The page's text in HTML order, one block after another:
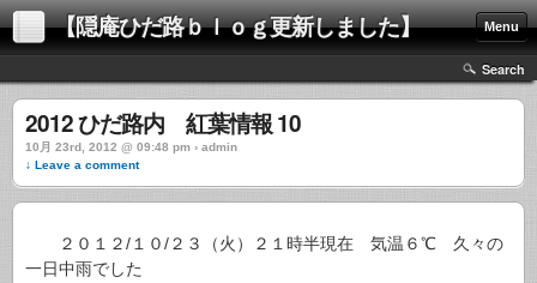
【隠庵ひだ路ｂｌｏｇ更新しました】 Menu
Search
2012 ひだ路内 紅葉情報 10
10月 23rd, 2012 @ 09:48 pm › admin
↓ Leave a comment
２０１２/１０/２３（火）２１時半現在 気温６℃ 久々の
一日中雨でした